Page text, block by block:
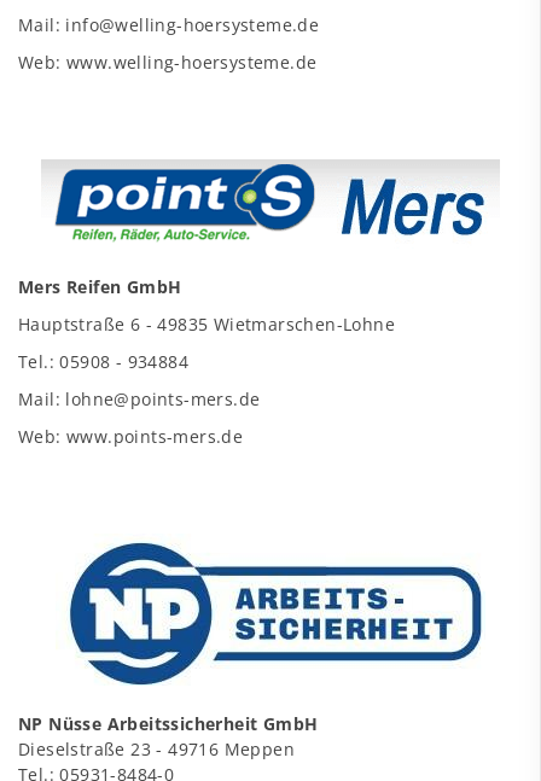
Mail: info@welling-hoersysteme.de
Web: www.welling-hoersysteme.de
Mers Reifen GmbH
Hauptstraße 6 - 49835 Wietmarschen-Lohne
Tel.: 05908 - 934884
Mail: lohne@points-mers.de
Web: www.points-mers.de
NP Nüsse Arbeitssicherheit GmbH
Dieselstraße 23 - 49716 Meppen
Tel.: 05931-8484-0